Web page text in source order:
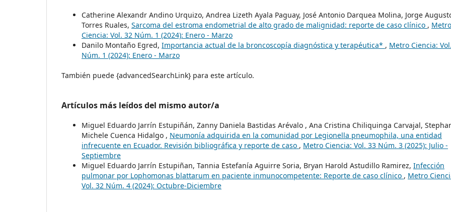
Catherine Alexandr Andino Urquizo, Andrea Lizeth Ayala Paguay, José Antonio Darquea Molina, Jorge
Torres Ruales, Sarcoma del estroma endometrial de alto grado de malignidad: reporte de caso clínico , Metro
Ciencia: Vol. 32 Núm. 1 (2024): Enero - Marzo
Danilo Montaño Egred, Importancia actual de la broncoscopía diagnóstica y terapéutica* , Metro Ciencia:
Núm. 1 (2024): Enero - Marzo
También puede {advancedSearchLink} para este artículo.
Artículos más leídos del mismo autor/a
Miguel Eduardo Jarrín Estupiñán, Zanny Daniela Bastidas Arévalo , Ana Cristina Chiliquinga Carvajal,
Michele Cuenca Hidalgo , Neumonía adquirida en la comunidad por Legionella pneumophila, una entidad
infrecuente en Ecuador. Revisión bibliográfica y reporte de caso , Metro Ciencia: Vol. 33 Núm. 3 (2025): Julio -
Septiembre
Miguel Eduardo Jarrín Estupiñan, Tannia Estefanía Aguirre Soria, Bryan Harold Astudillo Ramirez, Infección
pulmonar por Lophomonas blattarum en paciente inmunocompetente: Reporte de caso clínico , Metro
Vol. 32 Núm. 4 (2024): Octubre-Diciembre